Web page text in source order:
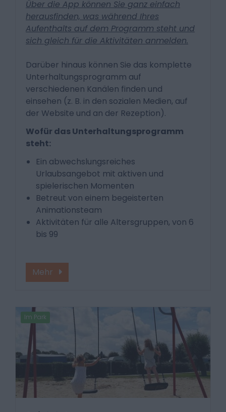
Über die App können Sie ganz einfach
herausfinden, was während Ihres
Aufenthalts auf dem Programm steht und
sich gleich für die Aktivitäten anmelden.
Darüber hinaus können Sie das komplette
Unterhaltungsprogramm auf
verschiedenen Kanälen finden und
einsehen (z. B. in den sozialen Medien, auf
der Website und an der Rezeption).
Wofür das Unterhaltungsprogramm
steht:
Ein abwechslungsreiches
Urlaubsangebot mit aktiven und
spielerischen Momenten
Betreut von einem begeisterten
Animationsteam
Aktivitäten für alle Altersgruppen, von 6
bis 99
Mehr
Im Park